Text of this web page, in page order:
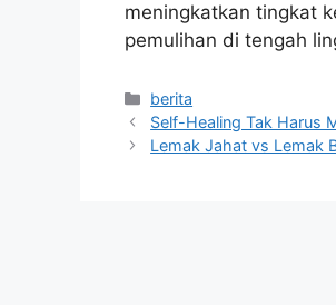
meningkatkan tingkat
pemulihan di tengah
Kategori
berita
Self-Healing Tak Harus
Lemak Jahat vs Lemak